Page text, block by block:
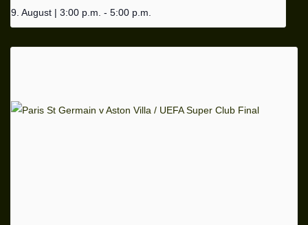
9. August | 3:00 p.m. - 5:00 p.m.